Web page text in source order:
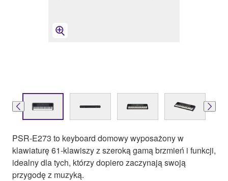
PSR-E273 to keyboard domowy wyposażony w
klawiaturę 61-klawiszy z szeroką gamą brzmień i funkcji,
idealny dla tych, którzy dopiero zaczynają swoją
przygodę z muzyką.